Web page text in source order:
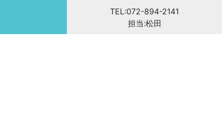
TEL:072-894-2141
担当:松田